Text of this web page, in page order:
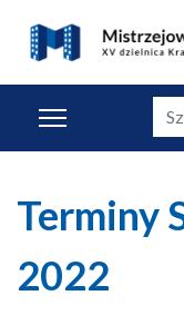
Terminy
2022